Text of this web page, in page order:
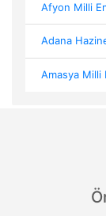
Afyon Milli
Adana
Amasya Milli